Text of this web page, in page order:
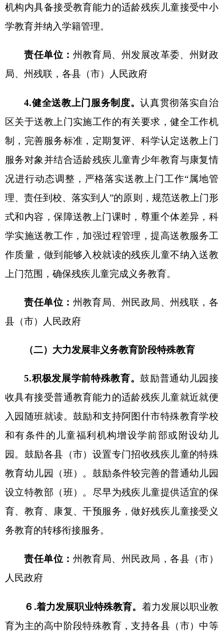
园。鼓励各县（市）设置专门招收残疾儿童的特殊
设立特教部（班）。尽早为残疾儿童提供适宜的保
育、教育、康复、干预服务，做好残疾儿童接受义
人民政府
６.着力发展职业特殊教育 。 着力发展以职业教
育为主的高中阶段特殊教育，支持各县（市）中等
职业学校（职业高中）和普通高中接收残疾学生随
班就读。鼓励和支持阿图什市特殊教育学校在初中
教育阶段根据学生兴趣爱好，增设职业技能类的课
局要多措并举，协同推进本地完成义务教育的残疾
学生接受规范的职业教育，提高就业创业技能和信
心。
责任单位：州教育局，各县（市）人民政府
７.稳步发展高等特殊教育。
支持克孜勒苏职业
技术学院招收符合录取标准的残疾考生，各县
试提供合理便利条件。加强校园无障碍设施建设，
克州开放大学面向残疾人开展学历和非学历教
育，开展残疾人继续教育，畅通和完善残疾人终身
学习通道。
责任单位：州教育局、州残联
三、推进融合教育，全面提高特殊教育质量
（ 三 ）加强普通教育和特殊教育融合
8.大力推动普特融合办学。探索适应残疾儿童
和普通儿童共同成长的融合教育模式，推动特殊教
化融合办学，创设融合教育环境，推动残疾儿童和
普通儿童融合。加强校际资源共享与整合，发挥不
转衔安置和个别化支持等工作规范及时、科学、专
业。